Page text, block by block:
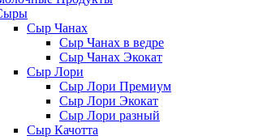
Сыр Чанах
Сыр Чанах в ведре
Сыр Чанах Экокат
Сыр Лори
Сыр Лори Премиум
Сыр Лори Экокат
Сыр Лори разный
Сыр Качотта